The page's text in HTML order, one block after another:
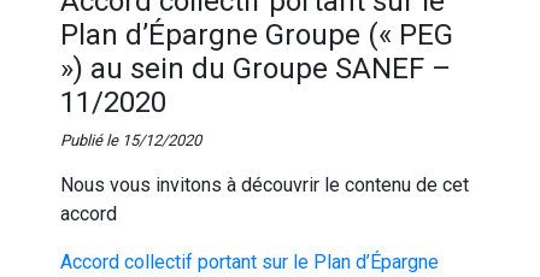
Plan d’Épargne Groupe (« PEG
») au sein du Groupe SANEF –
11/2020
Publié le 15/12/2020
Nous vous invitons à découvrir le contenu de cet
accord
Accord collectif portant sur le Plan d’Épargne